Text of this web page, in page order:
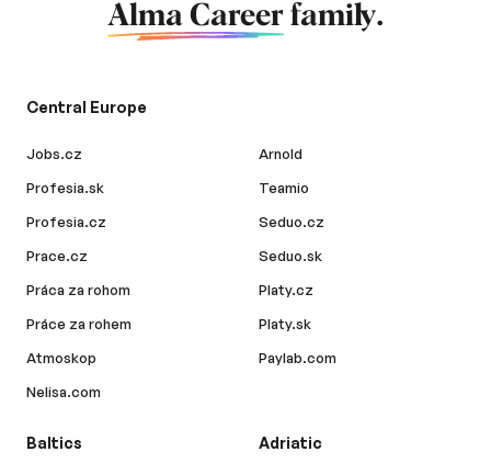
Alma Career family.
Central Europe
Jobs.cz
Profesia.sk
Profesia.cz
Prace.cz
Práca za rohom
Práce za rohem
Atmoskop
Nelisa.com
Arnold
Teamio
Seduo.cz
Seduo.sk
Platy.cz
Platy.sk
Paylab.com
Baltics Adriatic